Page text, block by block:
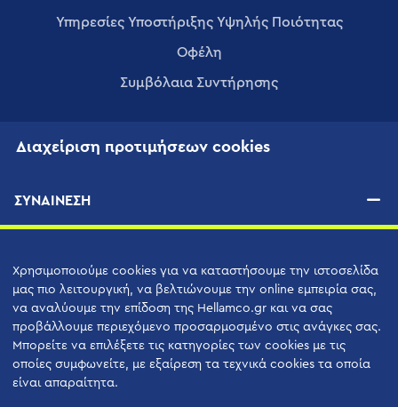
Υπηρεσίες Υποστήριξης Υψηλής Ποιότητας
Οφέλη
Συμβόλαια Συντήρησης
ΠΡΟΜΗΘΕΥΤΈΣ
Φόρμα Επικοινωνίας
Τεχνική Υποστήριξη
Βιογραφικά Σημειώματα
Διαχείριση προτιμήσεων cookies
ΣΥΝΑΙΝΕΣΗ
Χρησιμοποιούμε cookies για να καταστήσουμε την ιστοσελίδα
μας πιο λειτουργική, να βελτιώνουμε την online εμπειρία σας,
να αναλύουμε την επίδοση της Hellamco.gr και να σας
προβάλλουμε περιεχόμενο προσαρμοσμένο στις ανάγκες σας.
Μπορείτε να επιλέξετε τις κατηγορίες των cookies με τις
οποίες συμφωνείτε, με εξαίρεση τα τεχνικά cookies τα οποία
είναι απαραίτητα.